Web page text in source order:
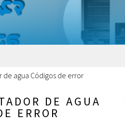
de agua Códigos de error
DE AGUA
ERROR